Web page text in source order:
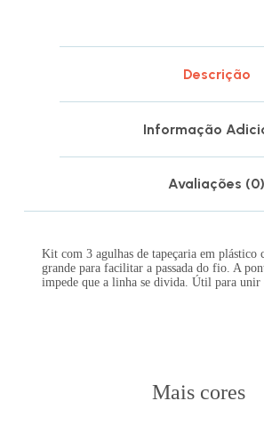
Descrição
Informação
Avaliações (0)
Kit com 3 agulhas de tapeçaria em
grande para facilitar a passada do fio. A
impede que a linha se divida. Útil para unir
Mais cores